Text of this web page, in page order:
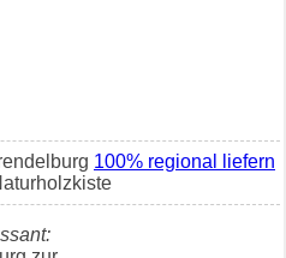
100% regional liefern